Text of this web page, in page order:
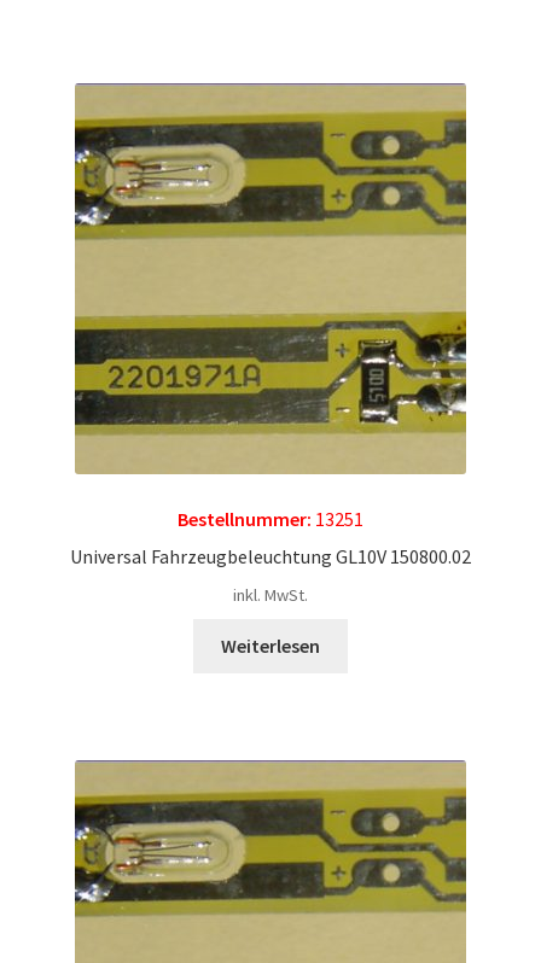
Bestellnummer: 13251
Universal Fahrzeugbeleuchtung GL10V 150800.02
inkl. MwSt.
Weiterlesen